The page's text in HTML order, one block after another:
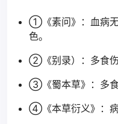
①《素问》：血病
色。
②《别录）：多食伤
③《蜀本草》：多食
④《本草衍义》：病